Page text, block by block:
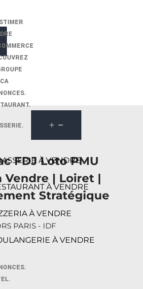
À VENDRE
À VENDRE
À VENDRE
À VENDRE
slide
FDJ Loto PMU
Vendre | Loiret |
Stratégique
PARIS - IDF